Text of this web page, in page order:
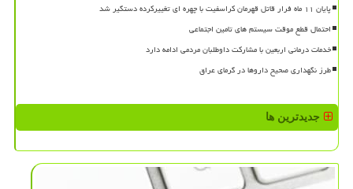
پایان ۱۱ ماه فرار قاتل قهرمان کراسفیت با چهره ای تغییرکرده دستگیر شد
احتمال قطع موقت سیستم های تامین اجتماعی
خدمات درمانی اربعین با مشارکت داوطلبان مردمی ادامه دارد
طرز نگهداری صحیح داروها در گرمای عراق
جدیدترین ها